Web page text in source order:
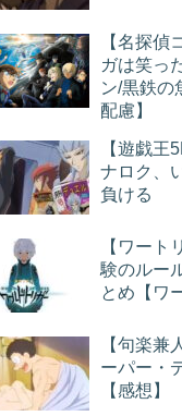
【名探偵
ガは笑っ
ン/黒鉄の
配慮】
【遊戯王
ナロク、
負ける
【ワート
験のルー
とめ【ワ
【句楽兼
ーパー・
【感想】